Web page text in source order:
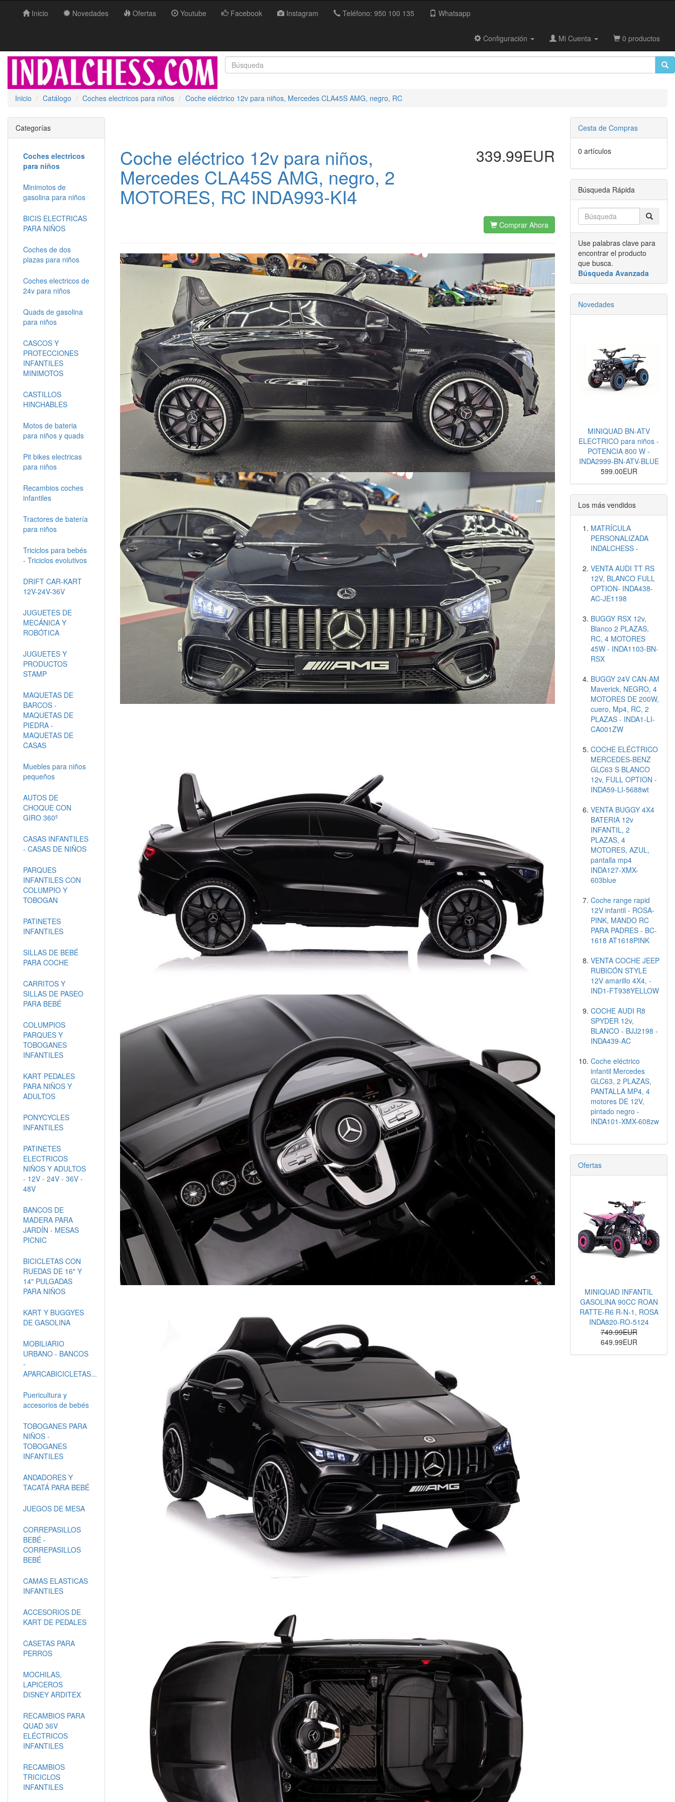
Inicio Novedades Ofertas Youtube Facebook Instagram Teléfono: 950 100 135 Whatsapp
Configuración Mi Cuenta 0 productos
Inicio Catálogo Coches electricos para niños Coche eléctrico 12v para niños, Mercedes CLA45S AMG, negro, RC
Coche eléctrico 12v para niños,
Mercedes CLA45S AMG, negro, 2
MOTORES, RC INDA993-KI4
339.99EUR
Comprar Ahora
Categorías
Coches electricos
para niños
Minimotos de
gasolina para niños
BICIS ELECTRICAS
PARA NIÑOS
Coches de dos
plazas para niños
Coches electricos de
24v para niños
Quads de gasolina
para niños
CASCOS Y
PROTECCIONES
INFANTILES
MINIMOTOS
CASTILLOS
HINCHABLES
Motos de bateria
para niños y quads
Pit bikes electricas
para niños
Recambios coches
infantiles
Tractores de batería
para niños
Triciclos para bebés
- Triciclos evolutivos
DRIFT CAR-KART
12V-24V-36V
JUGUETES DE
MECÁNICA Y
ROBÓTICA
JUGUETES Y
PRODUCTOS
STAMP
MAQUETAS DE
BARCOS -
MAQUETAS DE
PIEDRA -
MAQUETAS DE
CASAS
Muebles para niños
pequeños
AUTOS DE
CHOQUE CON
GIRO 360º
CASAS INFANTILES
- CASAS DE NIÑOS
PARQUES
INFANTILES CON
COLUMPIO Y
TOBOGAN
PATINETES
INFANTILES
SILLAS DE BEBÉ
PARA COCHE
CARRITOS Y
SILLAS DE PASEO
PARA BEBÉ
COLUMPIOS
PARQUES Y
TOBOGANES
INFANTILES
KART PEDALES
PARA NIÑOS Y
ADULTOS
PONYCYCLES
INFANTILES
PATINETES
ELECTRICOS
NIÑOS Y ADULTOS
- 12V - 24V - 36V -
48V
BANCOS DE
MADERA PARA
JARDÍN - MESAS
PICNIC
BICICLETAS CON
RUEDAS DE 16" Y
14" PULGADAS
PARA NIÑOS
KART Y BUGGYES
DE GASOLINA
MOBILIARIO
URBANO - BANCOS
-
APARCABICICLETAS...
Puericultura y
accesorios de bebés
TOBOGANES PARA
NIÑOS -
TOBOGANES
INFANTILES
ANDADORES Y
TACATÁ PARA BEBÉ
JUEGOS DE MESA
CORREPASILLOS
BEBÉ -
CORREPASILLOS
BEBÉ
CAMAS ELASTICAS
INFANTILES
ACCESORIOS DE
KART DE PEDALES
CASETAS PARA
PERROS
MOCHILAS,
LAPICEROS
DISNEY ARDITEX
RECAMBIOS PARA
QUAD 36V
ELÉCTRICOS
INFANTILES
RECAMBIOS
TRICICLOS
INFANTILES
Cesta de Compras
0 artículos
Búsqueda Rápida
Use palabras clave para
encontrar el producto
que busca.
Búsqueda Avanzada
Novedades
MINIQUAD BN-ATV
ELECTRICO para niños -
POTENCIA 800 W -
INDA2999-BN-ATV-BLUE
599.00EUR
Los más vendidos
MATRÍCULA
PERSONALIZADA
INDALCHESS -
VENTA AUDI TT RS
12V, BLANCO FULL
OPTION- INDA438-
AC-JE1198
BUGGY RSX 12v,
Blanco 2 PLAZAS,
RC, 4 MOTORES
45W - INDA1103-BN-
RSX
BUGGY 24V CAN-AM
Maverick, NEGRO, 4
MOTORES DE 200W,
cuero, Mp4, RC, 2
PLAZAS - INDA1-LI-
CA001ZW
COCHE ELÉCTRICO
MERCEDES-BENZ
GLC63 S BLANCO
12v, FULL OPTION -
INDA59-LI-5688wt
VENTA BUGGY 4X4
BATERIA 12v
INFANTIL, 2
PLAZAS, 4
MOTORES, AZUL,
pantalla mp4
INDA127-XMX-
603blue
Coche range rapid
12V infantil - ROSA-
PINK, MANDO RC
PARA PADRES - BC-
1618 AT1618PINK
VENTA COCHE JEEP
RUBICÓN STYLE
12V amarillo 4X4, -
IND1-FT938YELLOW
COCHE AUDI R8
SPYDER 12v,
BLANCO - BJJ2198 -
INDA439-AC
Coche eléctrico
infantil Mercedes
GLC63, 2 PLAZAS,
PANTALLA MP4, 4
motores DE 12V,
pintado negro -
INDA101-XMX-608zw
Ofertas
MINIQUAD INFANTIL
GASOLINA 90CC ROAN
RATTE-R6 R-N-1, ROSA
INDA820-RO-5124
749.99EUR
649.99EUR